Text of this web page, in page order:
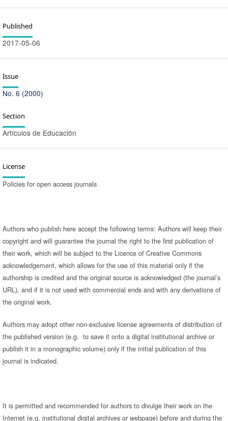
Published
2017-05-06
Issue
No. 6 (2000)
Section
Artículos de Educación
License
Policies for open access journals
Authors who publish here accept the following terms: Authors will keep their
copyright and will guarantee the journal the right to the first publication of
their work, which will be subject to the Licence of Creative Commons
acknowledgement, which allows for the use of this material only if the
authorship is credited and the original source is acknowledged (the journal’s
URL), and if it is not used with commercial ends and with any derivations of
the original work.
Authors may adopt other non-exclusive license agreements of distribution of
the published version (e.g. to save it onto a digital institutional archive or
publish it in a monographic volume) only if the initial publication of this
journal is indicated.
It is permitted and recommended for authors to divulge their work on the
Internet (e.g. institutional digital archives or webpage) before and during the